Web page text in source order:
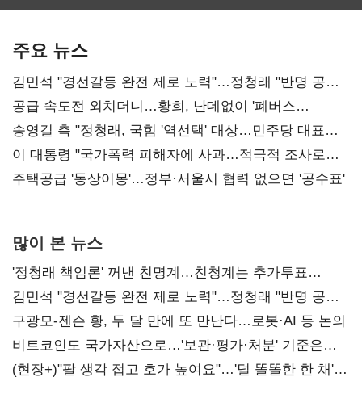
주요 뉴스
김민석 "경선갈등 완전 제로 노력"…정청래 "반명 공세
사과부터"
공급 속도전 외치더니…황희, 난데없이 '폐버스
리모델링' 제안
송영길 측 "정청래, 국힘 '역선택' 대상…민주당 대표로
총선 지휘 못해"
이 대통령 "국가폭력 피해자에 사과…적극적 조사로
진실 밝혀야"
주택공급 '동상이몽'…정부·서울시 협력 없으면 '공수표'
많이 본 뉴스
'정청래 책임론' 꺼낸 친명계…친청계는 추가투표
때리기
김민석 "경선갈등 완전 제로 노력"…정청래 "반명 공세
사과부터"
구광모-젠슨 황, 두 달 만에 또 만난다…로봇·AI 등 논의
비트코인도 국가자산으로…'보관·평가·처분' 기준은
숙제
(현장+)"팔 생각 접고 호가 높여요"…'덜 똘똘한 한 채'